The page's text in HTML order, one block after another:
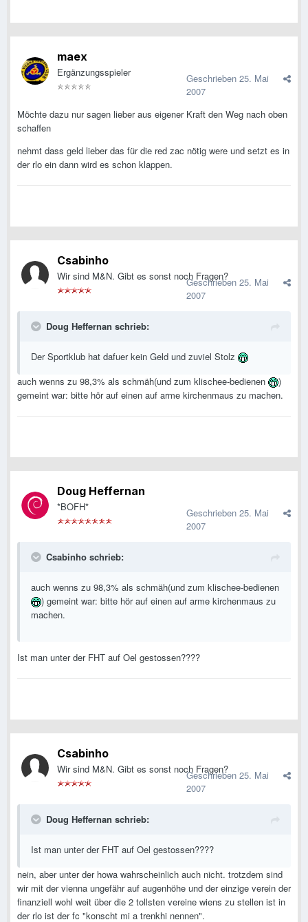
maex
Ergänzungsspieler Geschrieben 25. Mai
2007
Möchte dazu nur sagen lieber aus eigener Kraft den Weg nach oben
schaffen
nehmt dass geld lieber das für die red zac nötig were und setzt es in
der rlo ein dann wird es schon klappen.
Csabinho
Wir sind M&N. Gibt es sonst noch Fragen?
Geschrieben 25. Mai
2007
Doug Heffernan schrieb:
Der Sportklub hat dafuer kein Geld und zuviel Stolz
auch wenns zu 98,3% als schmäh(und zum klischee-bedienen
)
gemeint war: bitte hör auf einen auf arme kirchenmaus zu machen.
Doug Heffernan
*BOFH* Geschrieben 25. Mai
2007
Csabinho schrieb:
auch wenns zu 98,3% als schmäh(und zum klischee-bedienen
) gemeint war: bitte hör auf einen auf arme kirchenmaus zu
machen.
Ist man unter der FHT auf Oel gestossen????
Csabinho
Wir sind M&N. Gibt es sonst noch Fragen?
Geschrieben 25. Mai
2007
Doug Heffernan schrieb:
Ist man unter der FHT auf Oel gestossen????
nein, aber unter der howa wahrscheinlich auch nicht. trotzdem sind
wir mit der vienna ungefähr auf augenhöhe und der einzige verein der
finanziell wohl weit über die 2 tollsten vereine wiens zu stellen ist in
der rlo ist der fc "konscht mi a trenkhi nennen".